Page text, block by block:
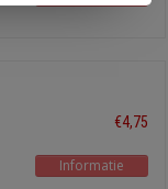
€4,75
Informatie